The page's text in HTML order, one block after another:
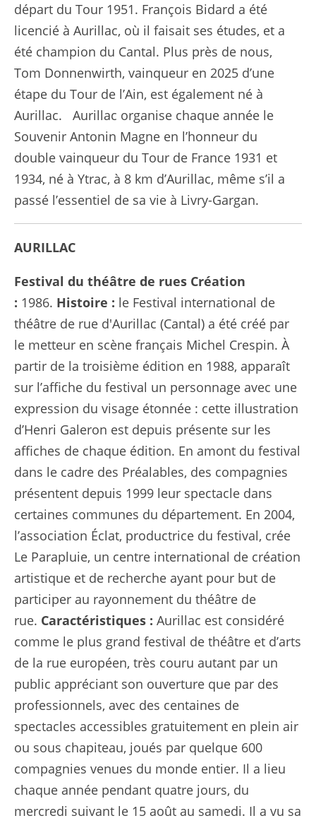
départ du Tour 1951. François Bidard a été
licencié à Aurillac, où il faisait ses études, et a
été champion du Cantal. Plus près de nous,
Tom Donnenwirth, vainqueur en 2025 d’une
étape du Tour de l’Ain, est également né à
Aurillac. Aurillac organise chaque année le
Souvenir Antonin Magne en l’honneur du
double vainqueur du Tour de France 1931 et
1934, né à Ytrac, à 8 km d’Aurillac, même s’il a
passé l’essentiel de sa vie à Livry-Gargan.
AURILLAC
Festival du théâtre de rues Création
: 1986. Histoire : le Festival international de
théâtre de rue d'Aurillac (Cantal) a été créé par
le metteur en scène français Michel Crespin. À
partir de la troisième édition en 1988, apparaît
sur l’affiche du festival un personnage avec une
expression du visage étonnée : cette illustration
d’Henri Galeron est depuis présente sur les
affiches de chaque édition. En amont du festival
dans le cadre des Préalables, des compagnies
présentent depuis 1999 leur spectacle dans
certaines communes du département. En 2004,
l’association Éclat, productrice du festival, crée
Le Parapluie, un centre international de création
artistique et de recherche ayant pour but de
participer au rayonnement du théâtre de
rue. Caractéristiques : Aurillac est considéré
comme le plus grand festival de théâtre et d’arts
de la rue européen, très couru autant par un
public appréciant son ouverture que par des
professionnels, avec des centaines de
spectacles accessibles gratuitement en plein air
ou sous chapiteau, joués par quelque 600
compagnies venues du monde entier. Il a lieu
chaque année pendant quatre jours, du
mercredi suivant le 15 août au samedi. Il a vu sa